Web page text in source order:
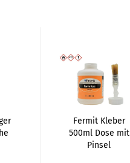
Fermit Kleber
500ml Dose mit
Pinsel